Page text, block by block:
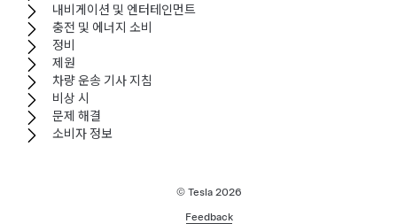
내비게이션 및 엔터테인먼트
충전 및 에너지 소비
정비
제원
차량 운송 기사 지침
비상 시
문제 해결
소비자 정보
© Tesla 2026
Feedback